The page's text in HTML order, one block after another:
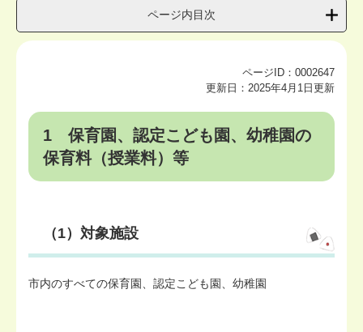
ページ内目次
ページID：0002647
更新日：2025年4月1日更新
1 保育園、認定こども園、幼稚園の
保育料（授業料）等
（1）対象施設
市内のすべての保育園、認定こども園、幼稚園